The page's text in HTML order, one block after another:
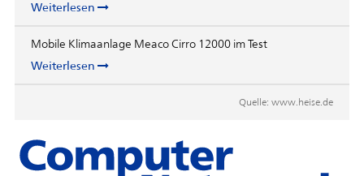
Weiterlesen
Mobile Klimaanlage Meaco Cirro 12000 im Test
Weiterlesen
Quelle: www.heise.de